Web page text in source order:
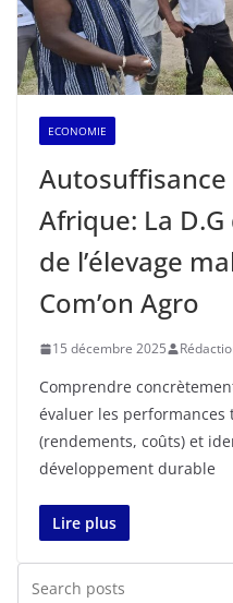
ECONOMIE
Afrique: La
de l’élevage
Com’on Agro
15 décembre 2025
Comprendre
évaluer les performances
(rendements, coûts) et
développement durable
Lire plus